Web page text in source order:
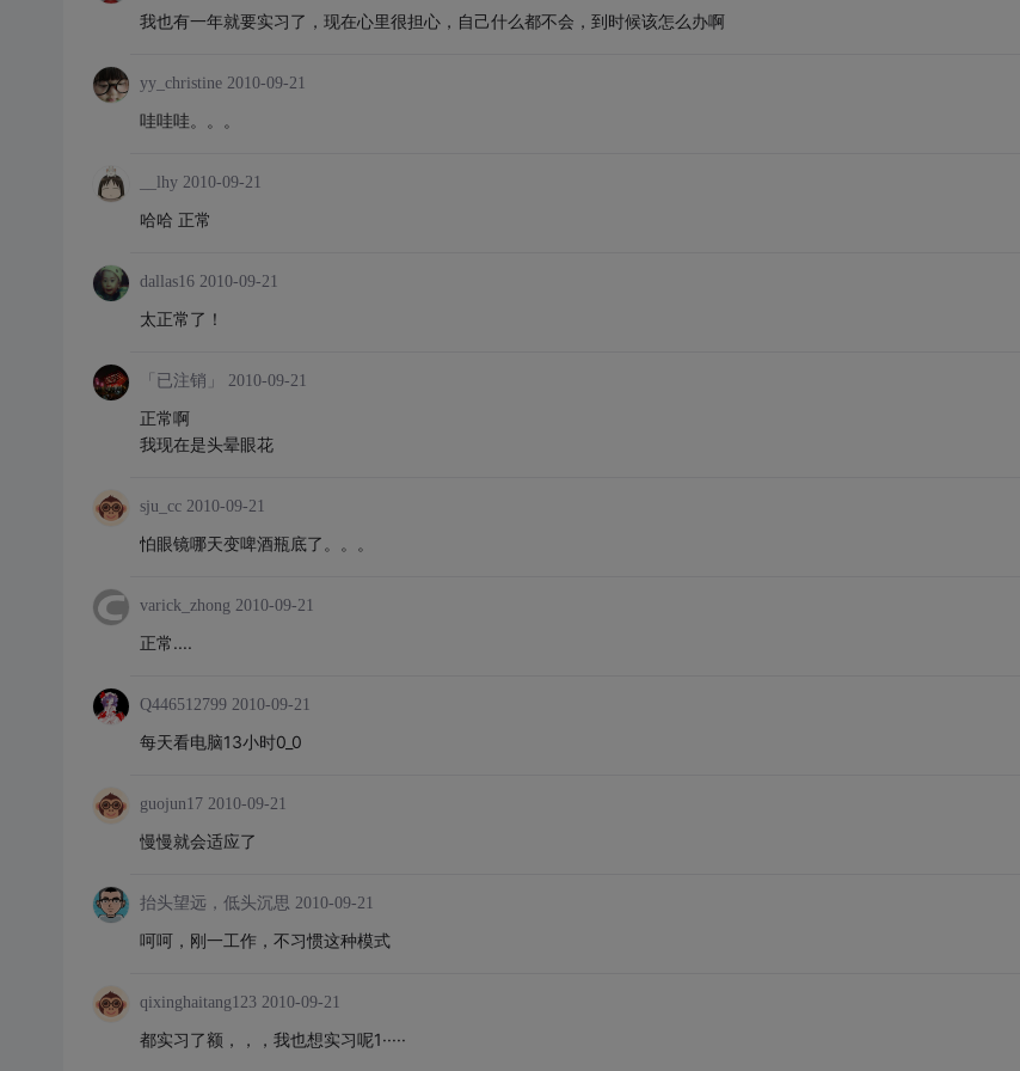
我也有一年就要实习了，现在心里很担心，自己什么都不会，到时候该怎么办啊
yy_christine 2010-09-21
哇哇哇。。。
__lhy 2010-09-21
哈哈 正常
dallas16 2010-09-21
太正常了！
「已注销」 2010-09-21
正常啊
我现在是头晕眼花
sju_cc 2010-09-21
怕眼镜哪天变啤酒瓶底了。。。
varick_zhong 2010-09-21
正常....
Q446512799 2010-09-21
每天看电脑13小时0_0
guojun17 2010-09-21
慢慢就会适应了
抬头望远，低头沉思 2010-09-21
呵呵，刚一工作，不习惯这种模式
qixinghaitang123 2010-09-21
都实习了额，，，我也想实习呢1·····